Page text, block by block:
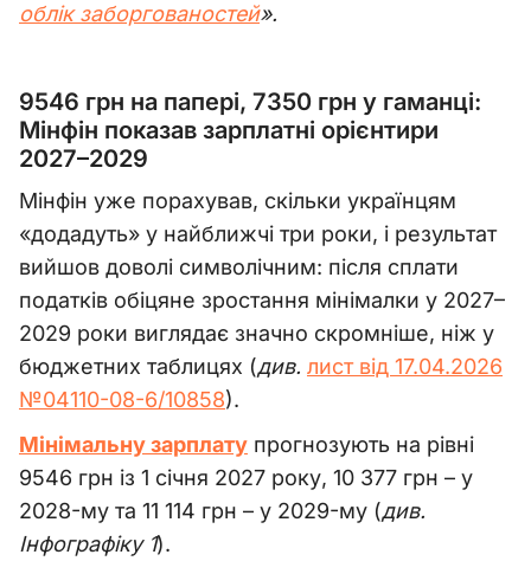
облік заборгованостей».
9546 грн на папері, 7350 грн у гаманці:
Мінфін показав зарплатні орієнтири
2027–2029
Мінфін уже порахував, скільки українцям
«додадуть» у найближчі три роки, і результат
вийшов доволі символічним: після сплати
податків обіцяне зростання мінімалки у 2027–
2029 роки виглядає значно скромніше, ніж у
бюджетних таблицях (див. лист від 17.04.2026
№04110-08-6/10858).
Мінімальну зарплату прогнозують на рівні
9546 грн із 1 січня 2027 року, 10 377 грн – у
2028-му та 11 114 грн – у 2029-му (див.
Інфографіку 1).